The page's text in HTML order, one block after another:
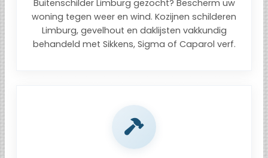
Buitenschilder Limburg gezocht? Bescherm uw
woning tegen weer en wind. Kozijnen schilderen
Limburg, gevelhout en daklijsten vakkundig
behandeld met Sikkens, Sigma of Caparol verf.